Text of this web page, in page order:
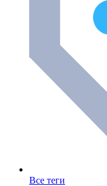
Все теги